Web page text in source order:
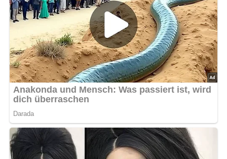
Heize den Grill oder den Rost über Holzkohle vor.
Bestreiche den Rost leicht mit Speiseöl, um ein
Ankleben der Forellen zu verhindern.
Streue eine Prise Salz in die Bauchhöhle jeder
Forelle und fülle sie mit frischer Zitronenmelisse.
Lege die Forellen vorsichtig auf den Grill und
grille sie für etwa 10-15 Minuten pro Seite, bis sie
goldbraun und gar sind. Wende sie dabei
gegebenenfalls vorsichtig mit einem Grillwender.
Servieren und Genießen:
Nehme die gegrillten Forellen vom Rost und
serviere sie sofort.
Begleite die Forellen mit Beilagen wie